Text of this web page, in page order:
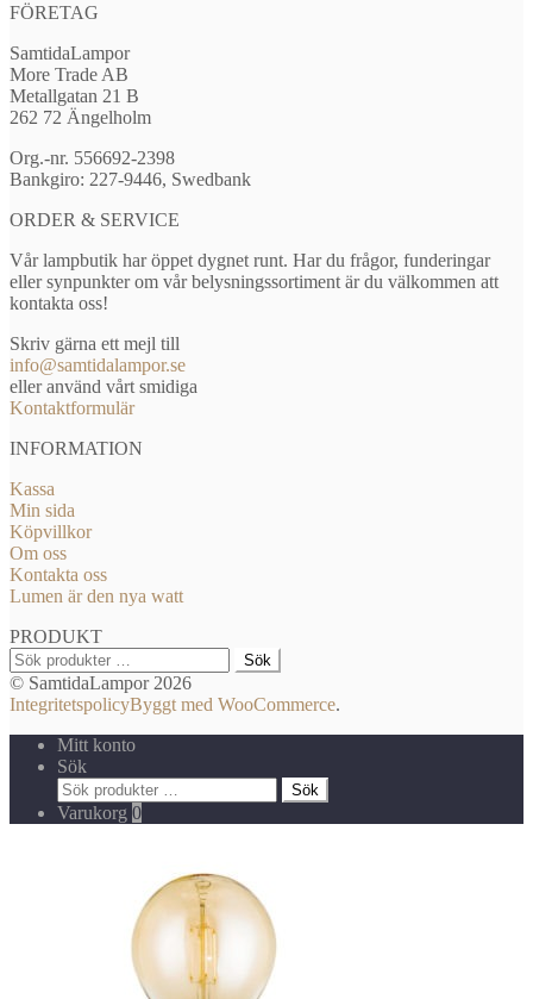
FÖRETAG
SamtidaLampor
More Trade AB
Metallgatan 21 B
262 72 Ängelholm
Org.-nr. 556692-2398
Bankgiro: 227-9446, Swedbank
ORDER & SERVICE
Vår lampbutik har öppet dygnet runt. Har du frågor, funderingar
eller synpunkter om vår belysningssortiment är du välkommen att
kontakta oss!
Skriv gärna ett mejl till
info@samtidalampor.se
eller använd vårt smidiga
Kontaktformulär
INFORMATION
Kassa
Min sida
Köpvillkor
Om oss
Kontakta oss
Lumen är den nya watt
PRODUKT
Sök
efter:
Sök
© SamtidaLampor 2026
IntegritetspolicyByggt med WooCommerce.
Mitt konto
Sök
Sök
efter:
Sök
Varukorg 0